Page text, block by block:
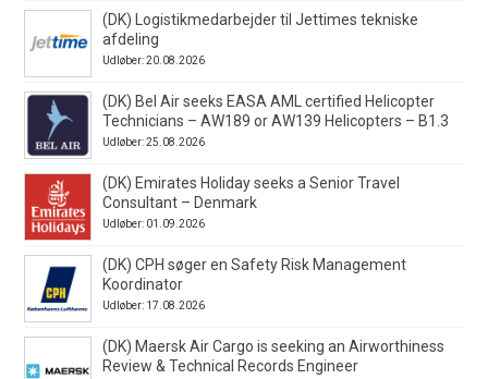
(DK) Logistikmedarbejder til Jettimes tekniske
afdeling
Udløber: 20.08.2026
(DK) Bel Air seeks EASA AML certified Helicopter
Technicians – AW189 or AW139 Helicopters – B1.3
Udløber: 25.08.2026
(DK) Emirates Holiday seeks a Senior Travel
Consultant – Denmark
Udløber: 01.09.2026
(DK) CPH søger en Safety Risk Management
Koordinator
Udløber: 17.08.2026
(DK) Maersk Air Cargo is seeking an Airworthiness
Review & Technical Records Engineer